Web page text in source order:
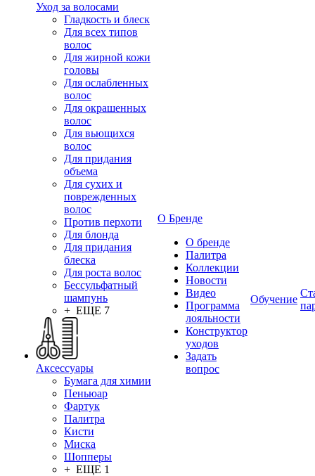
Уход за волосами
Гладкость и блеск
Для всех типов
волос
Для жирной кожи
головы
Для ослабленных
волос
Для окрашенных
волос
Для вьющихся
волос
Для придания
объема
Для сухих и
поврежденных
волос
Против перхоти
Для блонда
Для придания
блеска
Для роста волос
Бессульфатный
шампунь
+ ЕЩЕ 7
Аксессуары
Бумага для химии
Пеньюар
Фартук
Палитра
Кисти
Миска
Шопперы
+ ЕЩЕ 1
О Бренде
О бренде
Палитра
Коллекции
Новости
Видео
Программа
лояльности
Конструктор
уходов
Задать
вопрос
Обучение